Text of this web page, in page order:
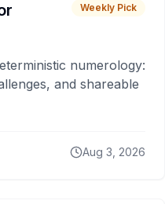
Weekly Pick
numerology:
and shareable
Aug 3, 2026